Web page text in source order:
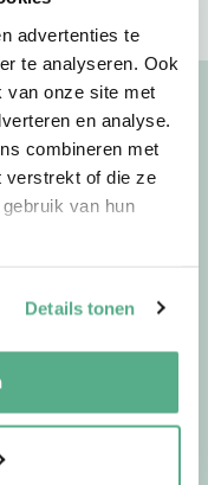
advertenties te
te analyseren. Ook
van onze site met
en analyse.
combineren met
verstrekt of die ze
van hun
Details tonen
je agenda.
…